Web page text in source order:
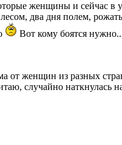
женщины и сейчас в
два дня полем,
Вот кому боятся
от женщин из разных
случайно